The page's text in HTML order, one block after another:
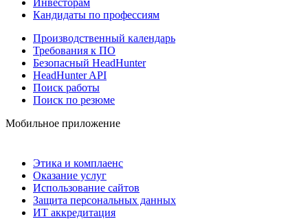
Кандидаты по профессиям
Производственный календарь
Требования к ПО
Безопасный HeadHunter
HeadHunter API
Поиск работы
Поиск по резюме
Мобильное приложение
Этика и комплаенс
Оказание услуг
Использование сайтов
Защита персональных данных
ИТ аккредитация